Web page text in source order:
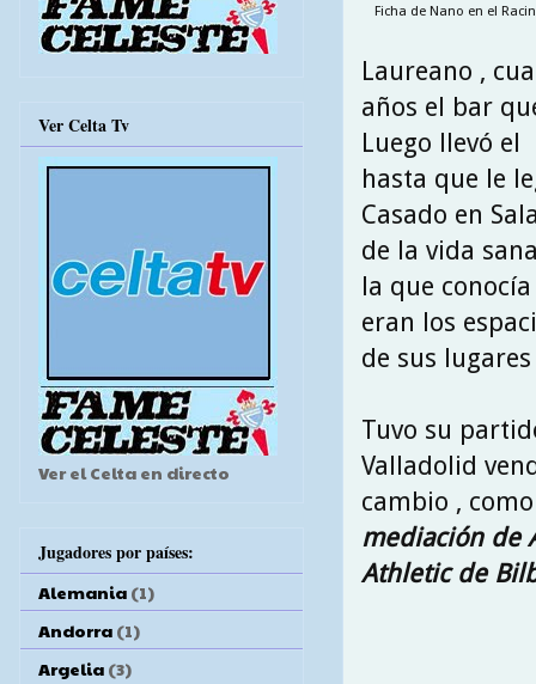
Ficha de Nano en el
Laureano ,
años el bar
Luego llevó el
hasta que le
Casado en
de la vida
la que
eran los
de sus
Tuvo su
Valladolid
cambio ,
mediación de
Athletic de
Ver Celta Tv
Ver el Celta en directo
Jugadores por países:
Alemania (1)
Andorra (1)
Argelia (3)